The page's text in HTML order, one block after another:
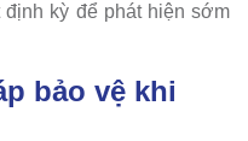
định kỳ để phát hiện sớm
bảo vệ khi